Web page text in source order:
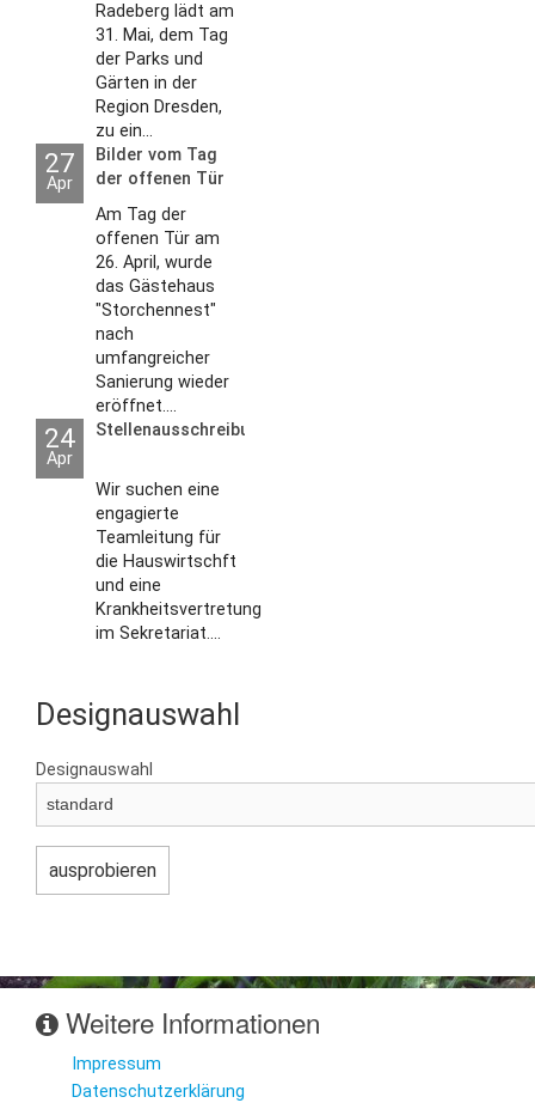
Radeberg lädt am
31. Mai, dem Tag
der Parks und
Gärten in der
Region Dresden,
zu ein...
27
Apr
Bilder vom Tag
der offenen Tür
2026
Am Tag der
offenen Tür am
26. April, wurde
das Gästehaus
"Storchennest"
nach
umfangreicher
Sanierung wieder
eröffnet....
24
Apr
Stellenausschreibungen
Wir suchen eine
engagierte
Teamleitung für
die Hauswirtschft
und eine
Krankheitsvertretung
im Sekretariat....
Designauswahl
Designauswahl
Weitere Informationen
Impressum
Datenschutzerklärung